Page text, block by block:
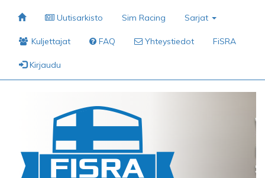
Uutisarkisto Sim Racing Sarjat
Kuljettajat FAQ Yhteystiedot FiSRA
Kirjaudu